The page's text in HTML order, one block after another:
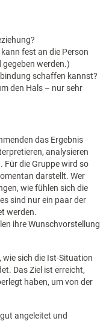
fest an die Person
gegeben werden.)
schaffen kannst?
den Hals – nur sehr
das Ergebnis
analysieren
Für die Gruppe wird so
darstellt. Wer
wie fühlen sich die
sind nur ein paar der
werden.
ihre Wunschvorstellung
wie sich die Ist-Situation
Das Ziel ist erreicht,
haben, um von der
angeleitet und